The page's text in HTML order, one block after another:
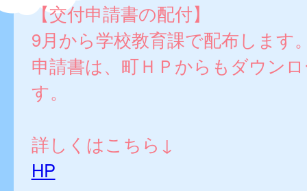
【交付申請書の配付】
9月から学校教育課で配布します
申請書は、町ＨＰからもダウン
す。
詳しくはこちら↓
HP